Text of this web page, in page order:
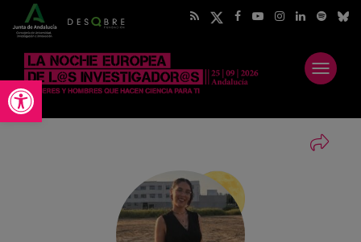
Abrir barra de herramientas
Abrir
menú